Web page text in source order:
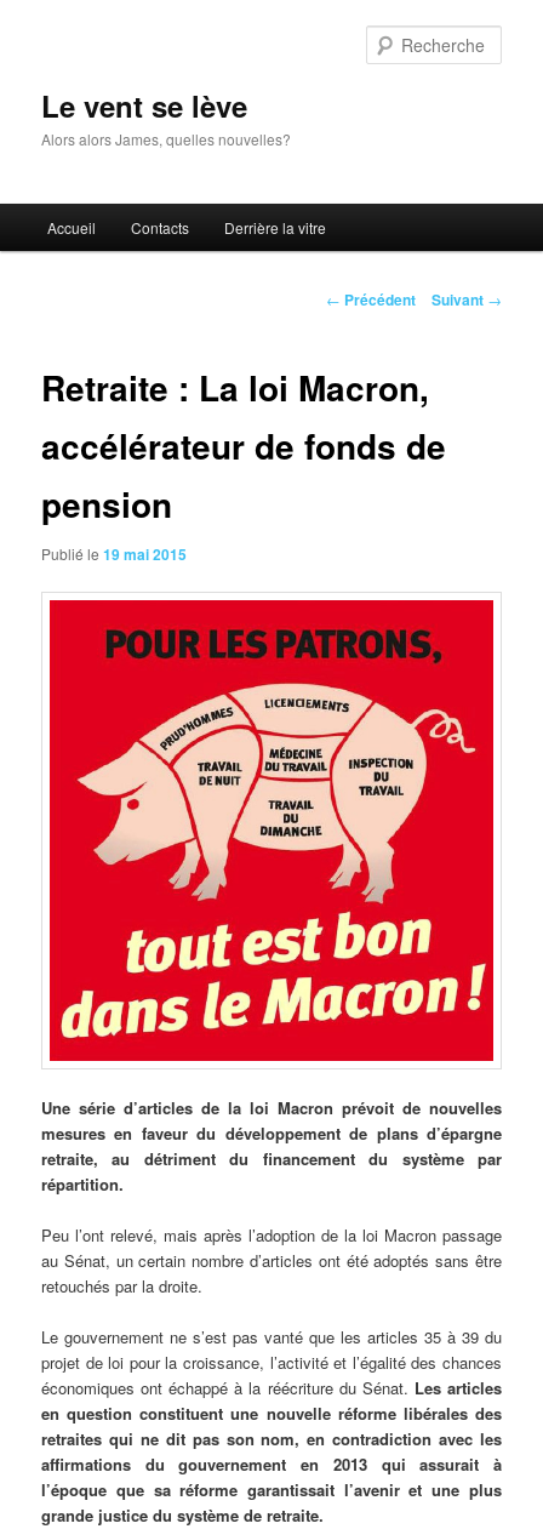
Le vent se lève
Alors alors James, quelles nouvelles?
principal
Accueil Contacts Derrière la vitre
Navigation
← Précédent Suivant →
Retraite : La loi Macron,
accélérateur de fonds de
pension
Publié le19 mai 2015
Unesérie d’articles de la loi Macron prévoit de nouvelles
mesures en faveur du développement de plans d’épargne
retraite, au détriment du financement du système par
répartition.
Peu l’ont relevé, mais après l’adoption de la loi Macron passage
au Sénat, un certain nombre d’articles ont été adoptés sans être
retouchés par la droite.
Le gouvernement ne s’est pas vanté que les articles 35 à 39 du
projet de loi pour la croissance, l’activité et l’égalité des chances
économiques ont échappé à la réécriture du Sénat. Les articles
en question constituent une nouvelle réforme libérales des
retraites qui ne dit pas son nom, en contradiction avec les
affirmations du gouvernement en 2013 qui assurait à
l’époque que sa réforme garantissait l’avenir et une plus
grande justice du système de retraite.